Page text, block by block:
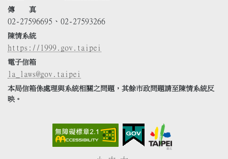
傳 真
02-27596695、02-27593266
陳情系統
https://1999.gov.taipei
電子信箱
la_laws@gov.taipei
本局信箱係處理與系統相關之問題，其餘市政問題請至陳情系統反
映。